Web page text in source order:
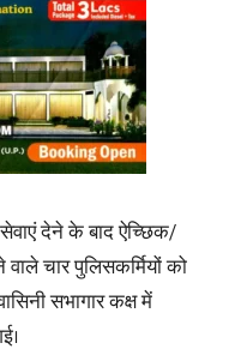
देने के बाद ऐच्छिक/
चार पुलिसकर्मियों को
सभागार कक्ष में